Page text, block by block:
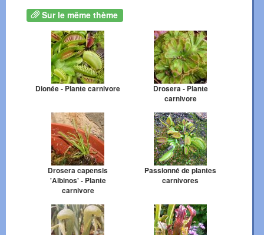
Sur le même thème
Dionée - Plante carnivore
Drosera - Plante
carnivore
Drosera capensis
'Albinos' - Plante
carnivore
Passionné de plantes
carnivores